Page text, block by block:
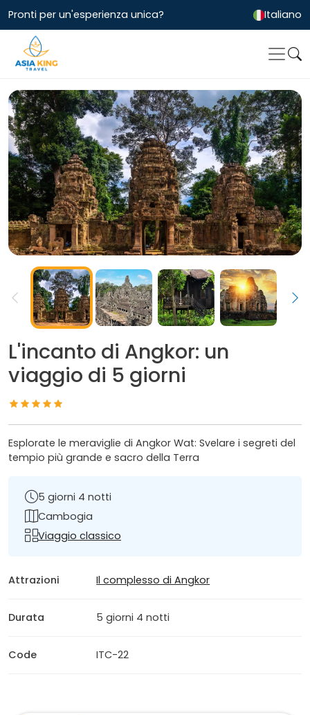
Pronti per un'esperienza unica? Italiano
L'incanto di Angkor: un
viaggio di 5 giorni
Esplorate le meraviglie di Angkor Wat: Svelare i segreti del
tempio più grande e sacro della Terra
5 giorni 4 notti
Cambogia
Viaggio classico
Attrazioni Il complesso di Angkor
Durata 5 giorni 4 notti
Code ITC-22